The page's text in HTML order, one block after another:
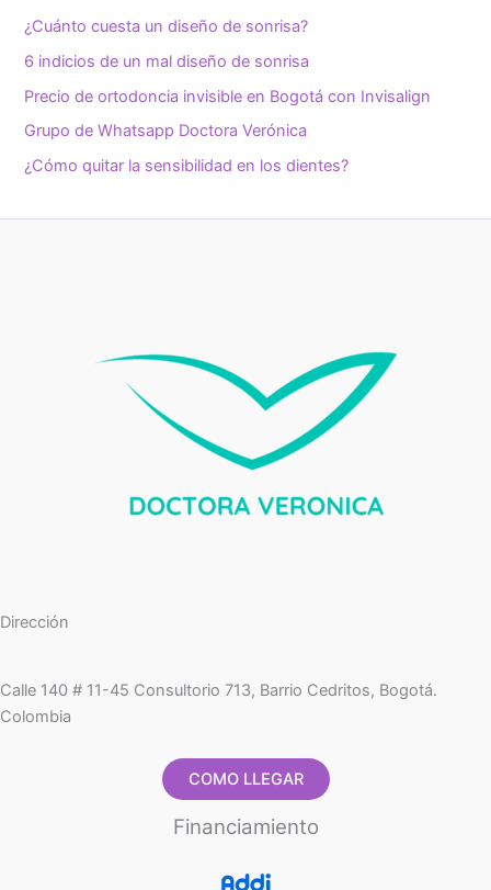
¿Cuánto cuesta un diseño de sonrisa?
6 indicios de un mal diseño de sonrisa
Precio de ortodoncia invisible en Bogotá con Invisalign
Grupo de Whatsapp Doctora Verónica
¿Cómo quitar la sensibilidad en los dientes?
Dirección
Calle 140 # 11-45 Consultorio 713, Barrio Cedritos, Bogotá.
Colombia
COMO LLEGAR
Financiamiento